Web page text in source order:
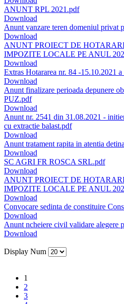
ANUNT RPL 2021.pdf
Download
Anunt vanzare teren domeniul privat
Download
ANUNT PROIECT DE
IMPOZITE LOCALE PE ANUL
Download
Extras Hotararea nr. 84 -15.10.2021
Download
Anunt finalizare perioada depunere
PUZ.pdf
Download
Anunt nr. 2541 din 31.08.2021 -
cu extractie balast.pdf
Download
Anunt tratament rapita in atentia
Download
SC AGRI FR ROSCA SRL.pdf
Download
ANUNT PROIECT DE
IMPOZITE LOCALE PE ANUL
Download
Convocare sedinta de constituire
Download
Anunt ncheiere civil validare alegere
Download
Display Num
1
2
3